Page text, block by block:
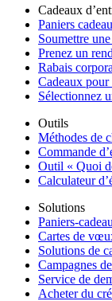
Cadeaux
Paniers
Soumettre
Prenez un
Rabais
Cadeaux pour
Sélectionnez
Outils
Méthodes de
Commande
Outil « Quoi
Calculateur
Solutions
Paniers-
Cartes de
Solutions de
Campagnes
Service de
Acheter du